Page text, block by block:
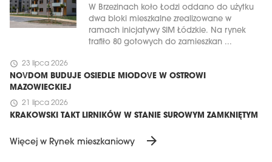
W Brzezinach koło Łodzi oddano do użytku
dwa bloki mieszkalne zrealizowane w
ramach inicjatywy SIM Łódzkie. Na rynek
trafiło 80 gotowych do zamieszkan ...
schedule 23 lipca 2026
NOVDOM BUDUJE OSIEDLE MIODOVE W OSTROWI
MAZOWIECKIEJ
schedule 21 lipca 2026
KRAKOWSKI TAKT LIRNIKÓW W STANIE SUROWYM ZAMKNIĘTYM
Więcej w Rynek mieszkaniowy arrow_forward